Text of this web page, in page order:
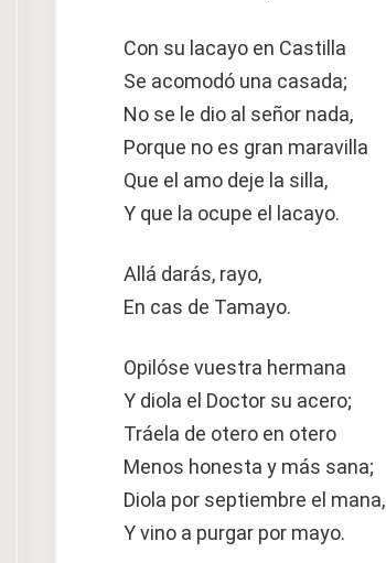
Con su lacayo en Castilla
Se acomodó una casada;
No se le dio al señor nada,
Porque no es gran maravilla
Que el amo deje la silla,
Y que la ocupe el lacayo.
Allá darás, rayo,
En cas de Tamayo.
Opilóse vuestra hermana
Y diola el Doctor su acero;
Tráela de otero en otero
Menos honesta y más sana;
Diola por septiembre el mana,
Y vino a purgar por mayo.